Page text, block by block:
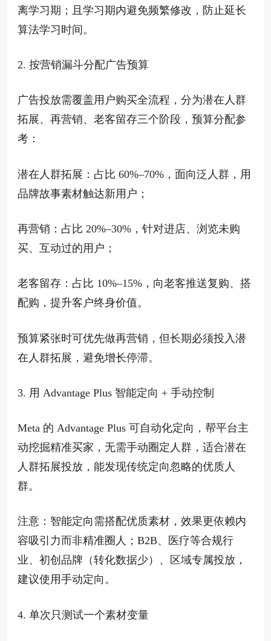
离学习期；且学习期内避免频繁修改，防止延长
算法学习时间。
2. 按营销漏斗分配广告预算
广告投放需覆盖用户购买全流程，分为潜在人群
拓展、再营销、老客留存三个阶段，预算分配参
考：
潜在人群拓展：占比 60%–70%，面向泛人群，用
品牌故事素材触达新用户；
再营销：占比 20%–30%，针对进店、浏览未购
买、互动过的用户；
老客留存：占比 10%–15%，向老客推送复购、搭
配购，提升客户终身价值。
预算紧张时可优先做再营销，但长期必须投入潜
在人群拓展，避免增长停滞。
3. 用 Advantage Plus 智能定向 + 手动控制
Meta 的 Advantage Plus 可自动化定向，帮平台主
动挖掘精准买家，无需手动圈定人群，适合潜在
人群拓展投放，能发现传统定向忽略的优质人
群。
注意：智能定向需搭配优质素材，效果更依赖内
容吸引力而非精准圈人；B2B、医疗等合规行
业、初创品牌（转化数据少）、区域专属投放，
建议使用手动定向。
4. 单次只测试一个素材变量